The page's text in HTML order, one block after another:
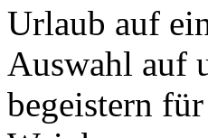
Urlaub auf
Auswahl auf
begeistern